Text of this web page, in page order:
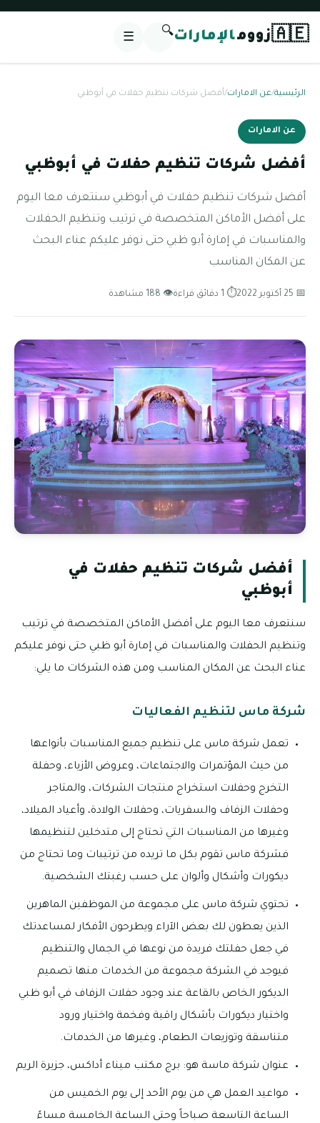
🇦🇪زوومالإمارات🔍
☰
الرئيسية/عن الامارات/أفضل شركات تنظيم حفلات في أبوظبي
عن الامارات
أفضل شركات تنظيم حفلات في أبوظبي
أفضل شركات تنظيم حفلات في أبوظبي سنتعرف معا اليوم
على أفضل الأماكن المتخصصة في ترتيب وتنظيم الحفلات
والمناسبات في إمارة أبو ظبي حتى نوفر عليكم عناء البحث
عن المكان المناسب
📅 25 أكتوبر 2022 ⏱ 1 دقائق قراءة 👁 188 مشاهدة
أفضل شركات تنظيم حفلات في
أبوظبي
سنتعرف معا اليوم على أفضل الأماكن المتخصصة في ترتيب
وتنظيم الحفلات والمناسبات في إمارة أبو ظبي حتى نوفر عليكم
عناء البحث عن المكان المناسب ومن هذه الشركات ما يلي:
شركة ماس لتنظيم الفعاليات
تعمل شركة ماس على تنظيم جميع المناسبات بأنواعها
من حيث المؤتمرات والاجتماعات، وعروض الأزياء، وحفلة
التخرج وحفلات استخراج منتجات الشركات، والمتاجر
وحفلات الزفاف والسفريات، وحفلات الولادة، وأعياد الميلاد،
وغيرها من المناسبات التي تحتاج إلى متدخلين لتنظيمها
فشركة ماس تقوم بكل ما تريده من ترتيبات وما تحتاج من
ديكورات وأشكال وألوان على حسب رغبتك الشخصية.
تحتوي شركة ماس على مجموعة من الموظفين الماهرين
الذين يعطون لك بعض الآراء ويطرحون الأفكار لمساعدتك
في جعل حفلتك فريدة من نوعها في الجمال والتنظيم
فيوجد في الشركة مجموعة من الخدمات منها تصميم
الديكور الخاص بالقاعة عند وجود حفلات الزفاف في أبو ظبي
واختيار ديكورات بأشكال راقية وفخمة واختيار ورود
متناسقة وتوزيعات الطعام، وغيرها من الخدمات.
عنوان شركة ماسة هو: برج مكتب ميناء أداكس، جزيرة الريم
مواعيد العمل هي من يوم الأحد إلى يوم الخميس من
الساعة التاسعة صباحاً وحتى الساعة الخامسة مساءً